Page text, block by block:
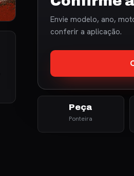
Envie modelo, ano,
conferir a aplicação.
Peça
Ponteira